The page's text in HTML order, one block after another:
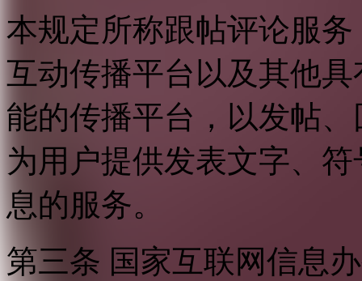
本规定所称跟帖评论服
互动传播平台以及其他
能的传播平台，以发帖
为用户提供发表文字、
息的服务。
第三条 国家互联网信息